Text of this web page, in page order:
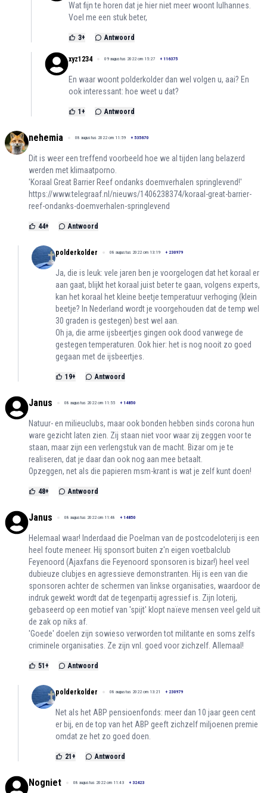
Wat fijn te horen dat je hier niet meer woont lulhannes.
Voel me een stuk beter,
3+ Antwoord
xyz1234 09 augustus 2022 om 15:27 + 116375
En waar woont polderkolder dan wel volgen u, aai? En
ook interessant: hoe weet u dat?
1 + Antwoord
nehemia 08 augustus 2022 om 11:59 + 535670
Dit is weer een treffend voorbeeld hoe we al tijden lang belazerd
werden met klimaatporno.
'Koraal Great Barrier Reef ondanks doemverhalen springlevend!'
https://www.telegraaf.nl/nieuws/1406238374/koraal-great-barrier-
reef-ondanks-doemverhalen-springlevend
44+ Antwoord
polderkolder 08 augustus 2022 om 13:19 + 230979
Ja, die is leuk: vele jaren ben je voorgelogen dat het koraal er
aan gaat, blijkt het koraal juist beter te gaan, volgens experts,
kan het koraal het kleine beetje temperatuur verhoging (klein
beetje? In Nederland wordt je voorgehouden dat de temp wel
30 graden is gestegen) best wel aan.
Oh ja, die arme ijsbeertjes gingen ook dood vanwege de
gestegen temperaturen. Ook hier: het is nog nooit zo goed
gegaan met de ijsbeertjes.
19+ Antwoord
Janus 08 augustus 2022 om 11:55 + 14850
Natuur- en milieuclubs, maar ook bonden hebben sinds corona hun
ware gezicht laten zien. Zij staan niet voor waar zij zeggen voor te
staan, maar zijn een verlengstuk van de macht. Bizar om je te
realiseren, dat je daar dan ook nog aan mee betaalt.
Opzeggen, net als die papieren msm-krant is wat je zelf kunt doen!
48+ Antwoord
Janus 08 augustus 2022 om 11:48 + 14850
Helemaal waar! Inderdaad die Poelman van de postcodeloterij is een
heel foute meneer. Hij sponsort buiten z'n eigen voetbalclub
Feyenoord (Ajaxfans die Feyenoord sponsoren is bizar!) heel veel
dubieuze clubjes en agressieve demonstranten. Hij is een van die
sponsoren achter de schermen van linkse organisaties, waardoor de
indruk gewekt wordt dat de tegenpartij agressief is. Zijn loterij,
gebaseerd op een motief van 'spijt' klopt naïeve mensen veel geld uit
de zak op niks af.
'Goede' doelen zijn sowieso verworden tot militante en soms zelfs
criminele organisaties. Ze zijn vnl. goed voor zichzelf. Allemaal!
51 + Antwoord
polderkolder 08 augustus 2022 om 13:21 + 230979
Net als het ABP pensioenfonds: meer dan 10 jaar geen cent
er bij, en de top van het ABP geeft zichzelf miljoenen premie
omdat ze het zo goed doen.
21 + Antwoord
Nogniet 08 augustus 2022 om 11:43 + 32423